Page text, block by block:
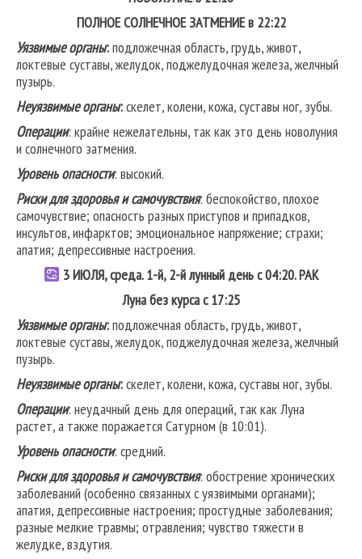
ПОЛНОЕ СОЛНЕЧНОЕ ЗАТМЕНИЕ в 22:22
Уязвимые органы:подложечная область, грудь, живот,
локтевые суставы, желудок, поджелудочная железа, желчный
пузырь.
Неуязвимые органы:скелет, колени, кожа, суставы ног, зубы.
Операции: крайне нежелательны, так как это день новолуния
и солнечного затмения.
Уровень опасности: высокий.
Риски для здоровья и самочувствия: беспокойство, плохое
самочувствие; опасность разных приступов и припадков,
инсультов, инфарктов; эмоциональное напряжение; страхи;
апатия; депрессивные настроения.
3 ИЮЛЯ, среда. 1-й, 2-й лунный день с 04:20.РАК
Луна без курса с 17:25
Уязвимые органы:подложечная область, грудь, живот,
локтевые суставы, желудок, поджелудочная железа, желчный
пузырь.
Неуязвимые органы:скелет, колени, кожа, суставы ног, зубы.
Операции: неудачный день для операций, так как Луна
растет, а также поражается Сатурном (в 10:01).
Уровень опасности: средний.
Риски для здоровья и самочувствия: обострение хронических
заболеваний (особенно связанных с уязвимыми органами);
апатия, депрессивные настроения; простудные заболевания;
разные мелкие травмы; отравления; чувство тяжести в
желудке, вздутия.